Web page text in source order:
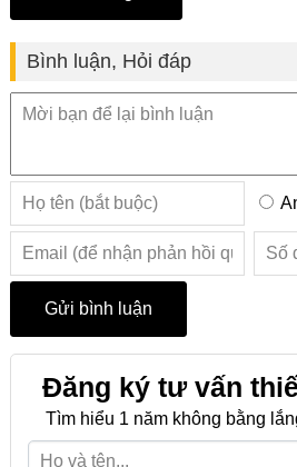
Bình luận, Hỏi đáp
Đăng ký tư vấn
Tìm hiểu 1 năm không bằng